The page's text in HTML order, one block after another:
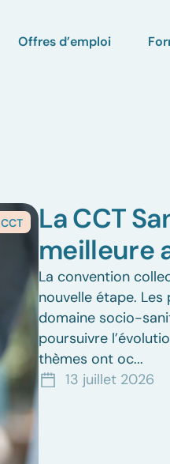
Offres d’emploi
CCT
La CCT
meilleure
La convention
nouvelle étape.
domaine socio-
poursuivre
thèmes ont oc...
13 juillet 2026